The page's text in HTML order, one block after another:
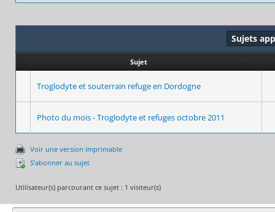
Sujets
Sujet
Troglodyte et souterrain refuge en Dordogne
Photo du mois - Troglodyte et refuges octobre 2011
Voir une version imprimable
S’abonner au sujet
Utilisateur(s) parcourant ce sujet : 1 visiteur(s)